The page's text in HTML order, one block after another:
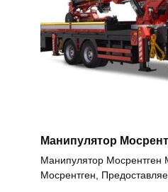
Манипулятор
Манипулятор Мосрентген
Мосрентген,